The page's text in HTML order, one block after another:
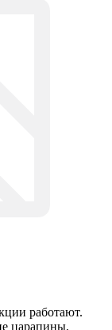
работают.
царапины,